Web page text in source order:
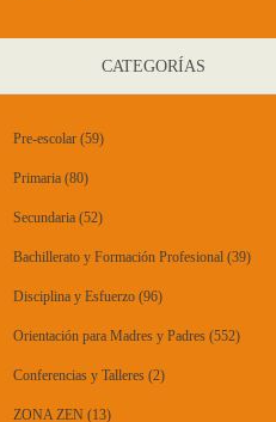
CATEGORÍAS
Pre-escolar (59)
Primaria (80)
Secundaria (52)
Bachillerato y Formación Profesional (39)
Disciplina y Esfuerzo (96)
Orientación para Madres y Padres (552)
Conferencias y Talleres (2)
ZONA ZEN (13)